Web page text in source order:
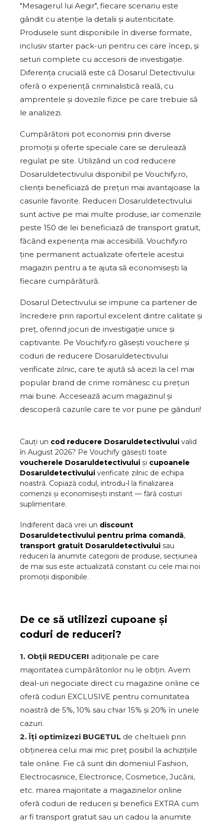
"Mesagerul lui Aegir", fiecare scenariu este
gândit cu atenție la detalii și autenticitate.
Produsele sunt disponibile în diverse formate,
inclusiv starter pack-uri pentru cei care încep, și
seturi complete cu accesorii de investigație.
Diferența crucială este că Dosarul Detectivului
oferă o experiență criminalistică reală, cu
amprentele și dovezile fizice pe care trebuie să
le analizezi.
Cumpărătorii pot economisi prin diverse
promoții și oferte speciale care se derulează
regulat pe site. Utilizând un cod reducere
Dosaruldetectivului disponibil pe Vouchify.ro,
clienții beneficiază de prețuri mai avantajoase la
casurile favorite. Reduceri Dosaruldetectivului
sunt active pe mai multe produse, iar comenzile
peste 150 de lei beneficiază de transport gratuit,
făcând experiența mai accesibilă. Vouchify.ro
ține permanent actualizate ofertele acestui
magazin pentru a te ajuta să economisești la
fiecare cumpărătură.
Dosarul Detectivului se impune ca partener de
încredere prin raportul excelent dintre calitate și
preț, oferind jocuri de investigație unice și
captivante. Pe Vouchify.ro găsești vouchere și
coduri de reducere Dosaruldetectivului
verificate zilnic, care te ajută să acezi la cel mai
popular brand de crime românesc cu prețuri
mai bune. Accesează acum magazinul și
descoperă cazurile care te vor pune pe gânduri!
Cauți un cod reducere Dosaruldetectivului valid
în August 2026? Pe Vouchify găsești toate
voucherele Dosaruldetectivului și cupoanele
Dosaruldetectivului verificate zilnic de echipa
noastră. Copiază codul, introdu-l la finalizarea
comenzii și economisești instant — fără costuri
suplimentare.
Indiferent dacă vrei un discount
Dosaruldetectivului pentru prima comandă,
transport gratuit Dosaruldetectivului sau
reduceri la anumite categorii de produse, secțiunea
de mai sus este actualizată constant cu cele mai noi
promoții disponibile.
De ce să utilizezi cupoane și
coduri de reduceri?
1. Obții REDUCERI adiționale pe care
majoritatea cumpărătorilor nu le obțin. Avem
deal-uri negociate direct cu magazine online ce
oferă coduri EXCLUSIVE pentru comunitatea
noastră de 5%, 10% sau chiar 15% și 20% în unele
cazuri.
2. Îți optimizezi BUGETUL de cheltuieli prin
obținerea celui mai mic preț posibil la achizițiile
tale online. Fie că sunt din domeniul Fashion,
Electrocasnice, Electronice, Cosmetice, Jucării,
etc. marea majoritate a magazinelor online
oferă coduri de reduceri și beneficii EXTRA cum
ar fi transport gratuit sau un cadou la anumite